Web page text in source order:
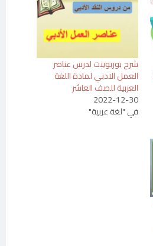
شرح بوربوينت لدرس عناصر
العمل الادبي لمادة اللغة
العربية للصف العاشر
2022-12-30
في "لغة عربية"